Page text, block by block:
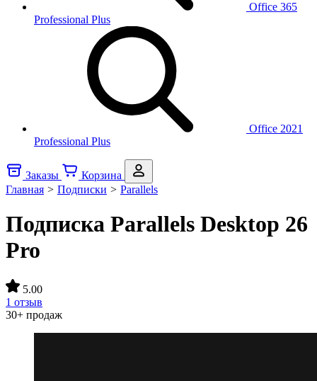
Office 365
Professional Plus
Office 2021
Professional Plus
Заказы
Корзина
Главная > Подписки > Parallels
Подписка Parallels Desktop 26
Pro
5.00
1 отзыв
30+ продаж